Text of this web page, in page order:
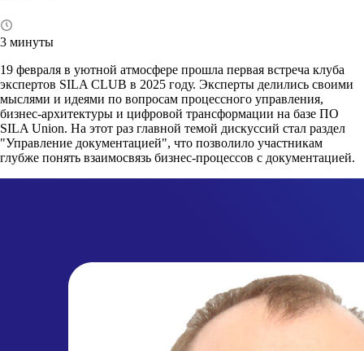
3 минуты
19 февраля в уютной атмосфере прошла первая встреча клуба
экспертов SILA CLUB в 2025 году. Эксперты делились своими
мыслями и идеями по вопросам процессного управления,
бизнес-архитектуры и цифровой трансформации на базе ПО
SILA Union. На этот раз главной темой дискуссий стал раздел
"Управление документацией", что позволило участникам
глубже понять взаимосвязь бизнес-процессов с документацией.